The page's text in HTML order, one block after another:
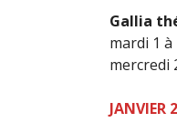
Gallia
mardi 1
mercredi
JANVIER